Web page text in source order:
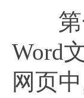
第一
Word
网页